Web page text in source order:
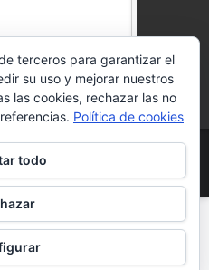
política de privacidad
de Cookies
terceros para garantizar el
su uso y mejorar nuestros
las cookies, rechazar las no
Política de cookies
todo